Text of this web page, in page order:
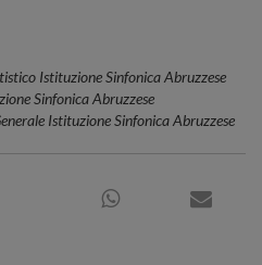
Istituzione Sinfonica Abruzzese
Sinfonica Abruzzese
Istituzione Sinfonica Abruzzese